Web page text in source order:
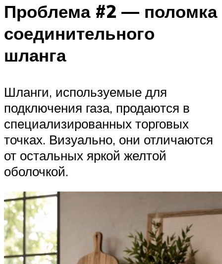
Проблема #2 — поломка
соединительного
шланга
Шланги, используемые для
подключения газа, продаются в
специализированных торговых
точках. Визуально, они отличаются
от остальных яркой желтой
оболочкой.